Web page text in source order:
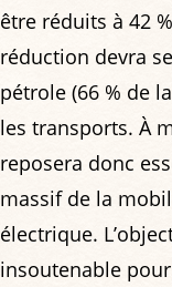
être réduits à 42
réduction devra
pétrole (66 % de
les transports. À
reposera donc
massif de la
électrique.
insoutenable